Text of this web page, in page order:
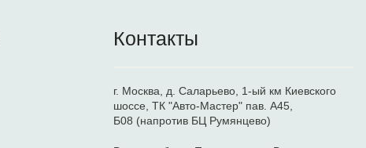
Контакты
г. Москва, д. Саларьево, 1-ый км Киевского
шоссе, ТК "Авто-Мастер" пав. А45,
Б08 (напротив БЦ Румянцево)